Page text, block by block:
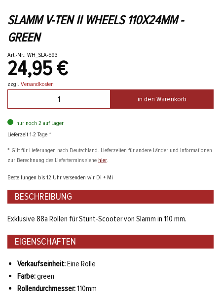
SLAMM V-TEN II WHEELS 110X24MM -
GREEN
Art.-Nr.: WH_SLA-593
24,95 €
zzgl. Versandkosten
in den Warenkorb
nur noch 2 auf Lager
Lieferzeit 1-2 Tage *
* Gilt für Lieferungen nach Deutschland. Lieferzeiten für andere Länder und Informationen
zur Berechnung des Liefertermins siehe hier.
Bestellungen bis 12 Uhr versenden wir Di + Mi
BESCHREIBUNG
Exklusive 88a Rollen für Stunt-Scooter von Slamm in 110 mm.
EIGENSCHAFTEN
Verkaufseinheit:Eine Rolle
Farbe:green
Rollendurchmesser:110mm